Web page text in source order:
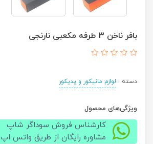
بافر ناخن 3 طرفه مکعبی نارنجی
دسته : لوازم مانیکور و پدیکور
ویژگی‌های محصول
کارشناس فروش سوداگر شاپ
مشاوره رایگان از طریق واتس اپ